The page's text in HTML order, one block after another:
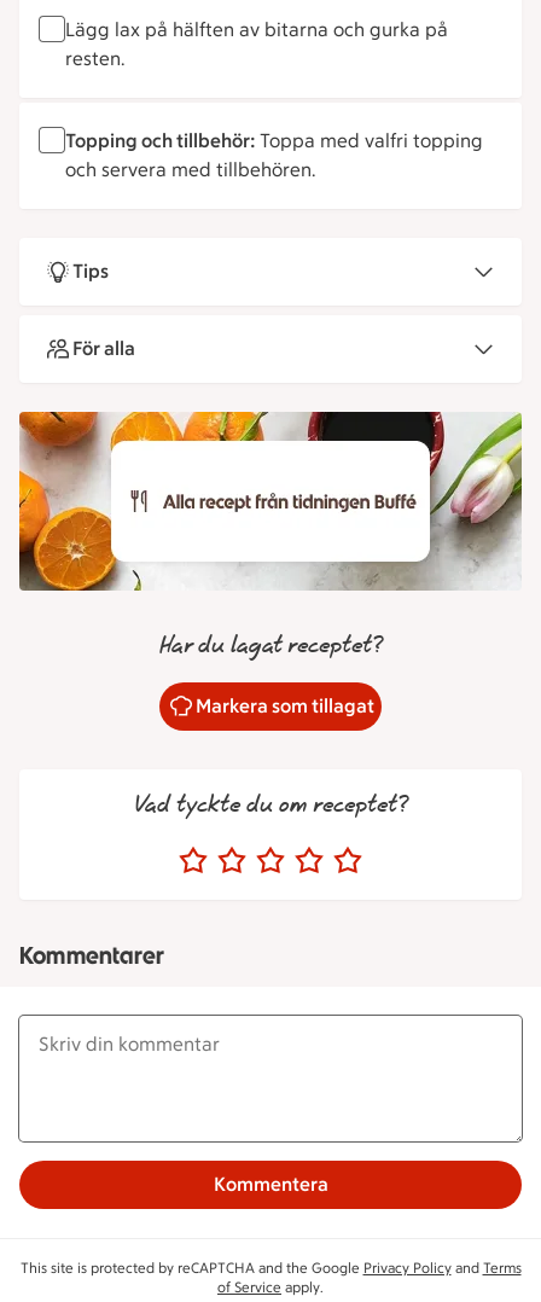
Lägg lax på hälften av bitarna och gurka på
resten.
Topping och tillbehör: Toppa med valfri topping
och servera med tillbehören.
Tips
För alla
Har du lagat receptet?
Markera som tillagat
Vad tyckte du om receptet?
Kommentarer
Kommentera
This site is protected by reCAPTCHA and the Google Privacy Policyand Terms
of Service apply.